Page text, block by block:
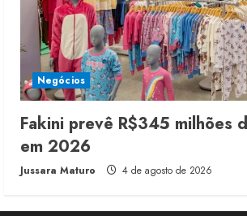
Negócios
Fakini prevê R$345 milhões
em 2026
Jussara Maturo 4 de agosto de 2026